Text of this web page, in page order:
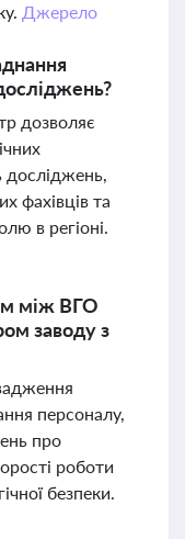
Джерело
дозволяє
досліджень,
фахівців та
в регіоні.
між ВГО
заводу з
персоналу,
про
роботи
безпеки.